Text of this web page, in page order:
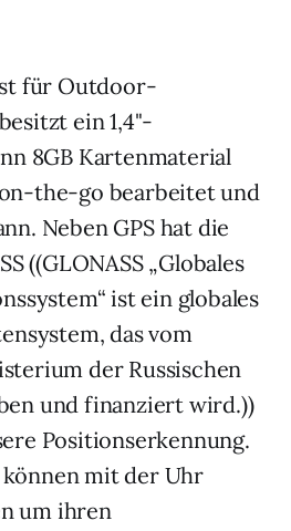
für Outdoor-
ein 1,4"-
8GB Kartenmaterial
the-go bearbeitet und
Neben GPS hat die
((GLONASS „Globales
ist ein globales
das vom
der Russischen
und finanziert wird.))
Positionserkennung.
mit der Uhr
um ihren